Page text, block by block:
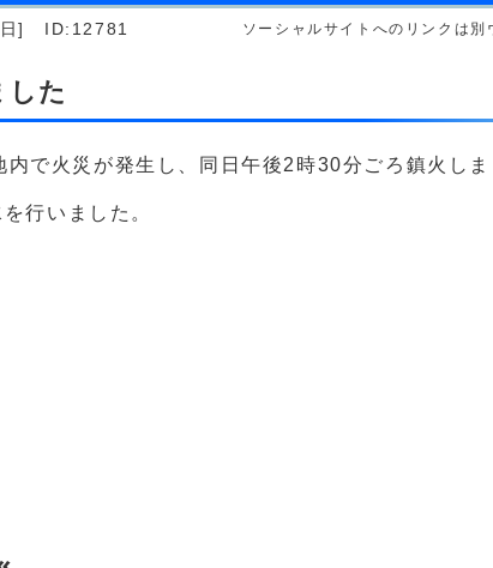
] ID:12781 ソーシャルサイトへのリンクは
た
で火災が発生し、同日午後2時30分ごろ鎮火し
行いました。